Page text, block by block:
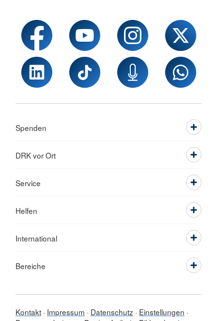
Spenden
DRK vor Ort
Service
Helfen
International
Bereiche
Kontakt Impressum Datenschutz
Einstellungen